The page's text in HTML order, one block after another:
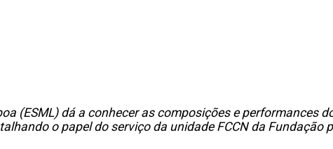
(ESML) dá a conhecer as composições e performances
o papel do serviço da unidade FCCN da Fundação